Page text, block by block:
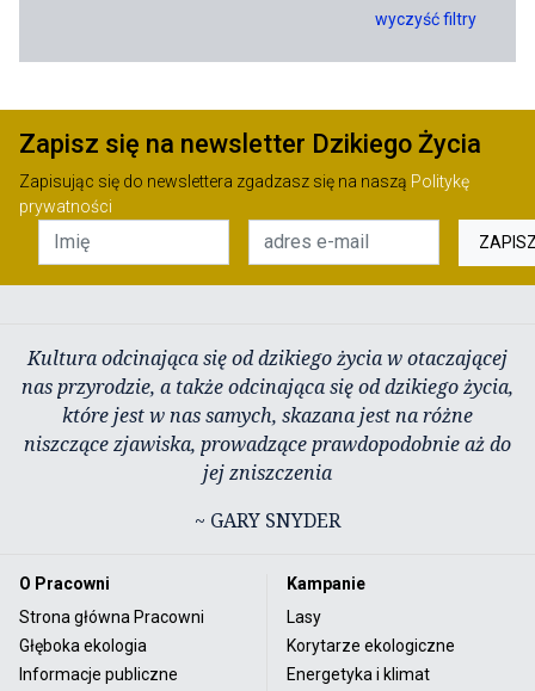
wyczyść filtry
Zapisz się na newsletter Dzikiego Życia
Zapisując się do newslettera zgadzasz się na naszą Politykę
prywatności
Kultura odcinająca się od dzikiego życia w otaczającej
nas przyrodzie, a także odcinająca się od dzikiego życia,
które jest w nas samych, skazana jest na różne
niszczące zjawiska, prowadzące prawdopodobnie aż do
jej zniszczenia
~ GARY SNYDER
O Pracowni
Strona główna Pracowni
Głęboka ekologia
Informacje publiczne
Kampanie
Lasy
Korytarze ekologiczne
Energetyka i klimat